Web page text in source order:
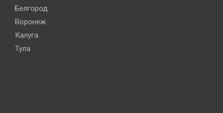
Белгород
Воронеж
Калуга
Тула